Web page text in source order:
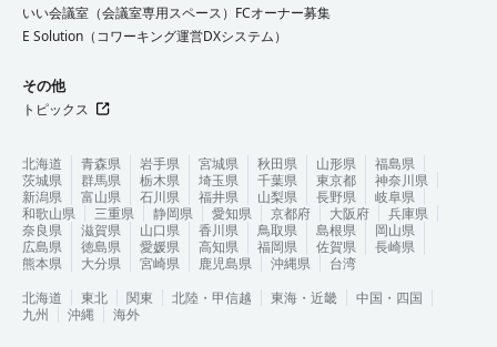
いい会議室（会議室専用スペース）FCオーナー募集
E Solution（コワーキング運営DXシステム）
その他
トピックス
北海道 青森県 岩手県 宮城県 秋田県 山形県
福島県
茨城県
群馬県 栃木県 埼玉県 千葉県 東京都
神奈川県
新潟県
富山県 石川県 福井県 山梨県 長野県
岐阜県
和歌山県
三重県 静岡県 愛知県 京都府 大阪府
兵庫県
奈良県
滋賀県 山口県 香川県 鳥取県 島根県
岡山県
広島県
徳島県 愛媛県 高知県 福岡県 佐賀県
長崎県
熊本県
大分県 宮崎県 鹿児島県 沖縄県
台湾
北海道
東北 関東 北陸・甲信越 東海・近畿
中国・四国
九州
沖縄 海外